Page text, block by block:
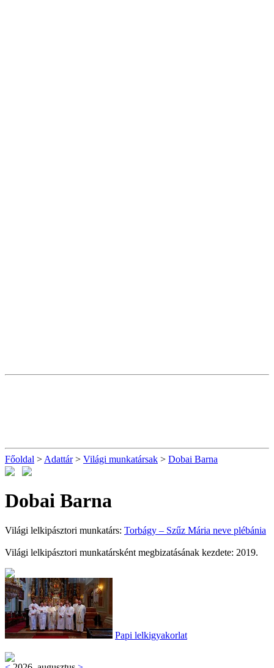
Főoldal > Adattár> Világi munkatársak > Dobai Barna
Dobai Barna
Világi lelkipásztori munkatárs: Torbágy – Szűz Mária neve plébánia
Világi lelkipásztori munkatársként megbizatásának kezdete: 2019.
Papi lelkigyakorlat